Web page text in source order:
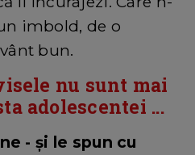
imbold, de o
bun.
nu sunt mai
adolescentei ...
- și le spun cu